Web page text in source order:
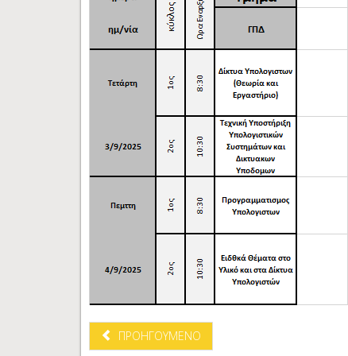
ΠΡΟΗΓΟΎΜΕΝΟ